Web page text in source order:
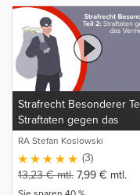
Strafrecht Besonderer
Straftaten gegen das
Vermögen
RA Stefan Koslowski
(3)
13,23€mtl. 7,99 € mtl.